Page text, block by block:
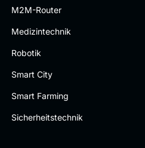
M2M-Router
Medizintechnik
Robotik
Smart City
Smart Farming
Sicherheitstechnik